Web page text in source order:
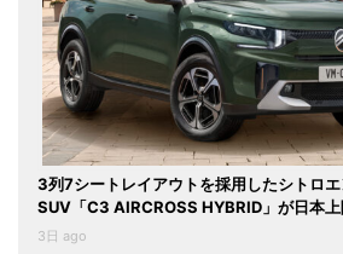
3列7シートレイアウトを採用したシトロ
SUV「C3 AIRCROSS HYBRID」が日本
3日 ago